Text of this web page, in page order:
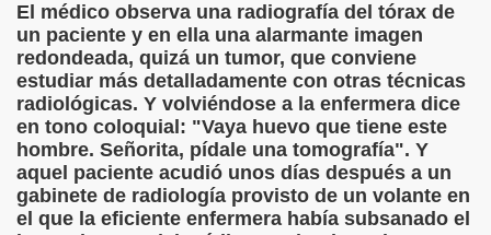
El médico observa una radiografía del tórax de
un paciente y en ella una alarmante imagen
redondeada, quizá un tumor, que conviene
estudiar más detalladamente con otras técnicas
radiológicas. Y volviéndose a la enfermera dice
en tono coloquial: "Vaya huevo que tiene este
hombre. Señorita, pídale una tomografía". Y
aquel paciente acudió unos días después a un
gabinete de radiología provisto de un volante en
el que la eficiente enfermera había subsanado el
fragmento (Abate de Voisenon)
de la Bretonne)
Mendoza)
Valdes)
(Agustín Romero Barroso)